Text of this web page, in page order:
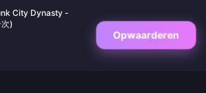
City Dynasty -
)
Opwaarderen